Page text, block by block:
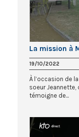
La mission à
19/10/2022
À l’occasion de
soeur Jeannette,
témoigne de...